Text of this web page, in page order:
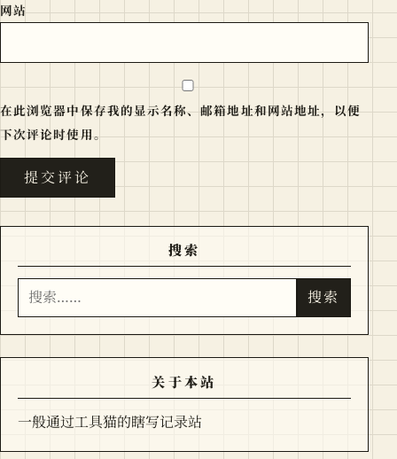
网站
在此浏览器中保存我的显示名称、邮箱地址和网站地址，以便
下次评论时使用。
搜索
搜索 搜索
关于本站
一般通过工具猫的瞎写记录站